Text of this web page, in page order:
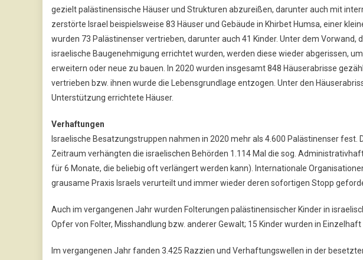
gezielt palästinensische Häuser und Strukturen abzureißen, darunter auch mit
zerstörte Israel beispielsweise 83 Häuser und Gebäude in Khirbet Humsa, einer
wurden 73 Palästinenser vertrieben, darunter auch 41 Kinder. Unter dem Vorwand,
israelische Baugenehmigung errichtet wurden, werden diese wieder abgerissen,
erweitern oder neue zu bauen. In 2020 wurden insgesamt 848 Häuserabrisse
vertrieben bzw. ihnen wurde die Lebensgrundlage entzogen. Unter den
Unterstützung errichtete Häuser.
Verhaftungen
Israelische Besatzungstruppen nahmen in 2020 mehr als 4.600 Palästinenser fest.
Zeitraum verhängten die israelischen Behörden 1.114 Mal die sog.
für 6 Monate, die beliebig oft verlängert werden kann). Internationale
grausame Praxis Israels verurteilt und immer wieder deren sofortigen Stopp
Auch im vergangenen Jahr wurden Folterungen palästinensischer Kinder in
Opfer von Folter, Misshandlung bzw. anderer Gewalt; 15 Kinder wurden in Einzelhaft
Im vergangenen Jahr fanden 3.425 Razzien und Verhaftungswellen in der